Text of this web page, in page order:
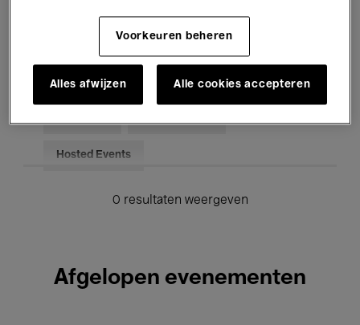
Elektronische Muziek
Voor iedereen Kids’ Palace
Hosted Events
0 resultaten weergeven
Afgelopen evenementen
Voorkeuren beheren
Alles afwijzen Alle cookies accepteren